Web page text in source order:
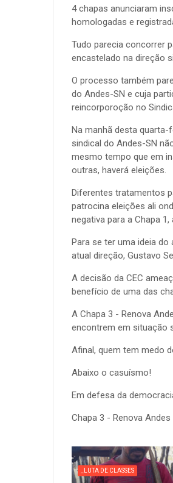
4 chapas anunciaram
homologadas e
Tudo parecia concorrer
encastelado na direção
O processo também
do Andes-SN e cuja
reincorporoção no
Na manhã desta quarta-
sindical do Andes-SN
mesmo tempo que em
outras, haverá eleições.
Diferentes tratamentos
patrocina eleições ali
negativa para a Chapa
Para se ter uma ideia do
atual direção, Gustavo
A decisão da CEC
benefício de uma das
A Chapa 3 - Renova
encontrem em situação
Afinal, quem tem medo
Abaixo o casuísmo!
Em defesa da
Chapa 3 - Renova Andes
_LUTA DE CLASSES